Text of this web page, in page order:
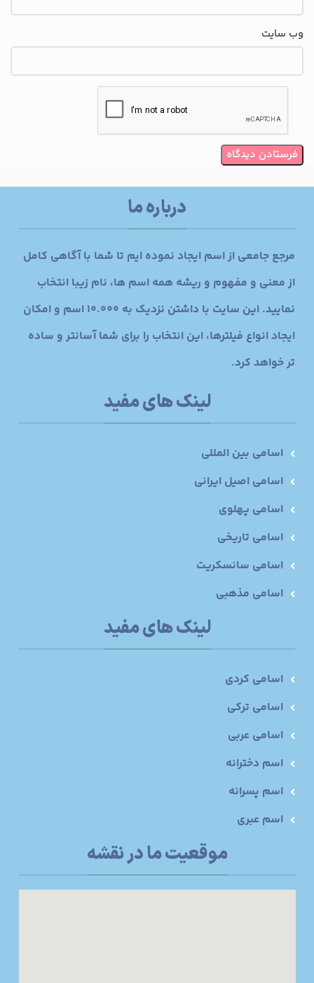
وب‌ سایت
درباره ما
مرجع جامعی از اسم ایجاد نموده ایم تا شما با آگاهی کامل
از معنی و مفهوم و ریشه همه اسم ها، نام زیبا انتخاب
نمایید. این سایت با داشتن نزدیک به 10.000 اسم و امکان
ایجاد انواع فیلترها، این انتخاب را برای شما آسانتر و ساده
تر خواهد کرد.
لینک های مفید
اسامی بین المللی
اسامی اصیل ایرانی
اسامی پهلوی
اسامی تاریخی
اسامی سانسکریت
اسامی مذهبی
لینک های مفید
اسامی کردی
اسامی ترکی
اسامی عربی
اسم دخترانه
اسم پسرانه
اسم عبری
موقعیت ما در نقشه